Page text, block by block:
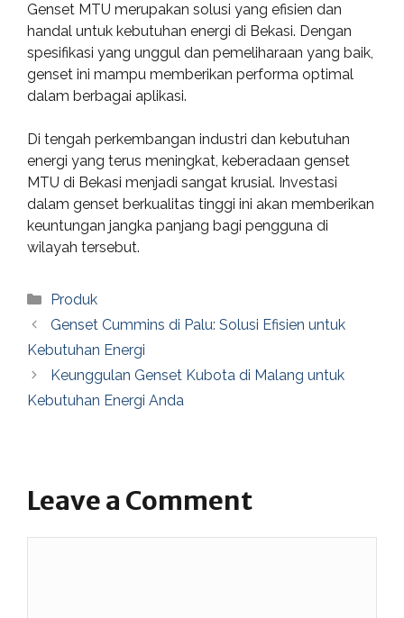
Genset MTU merupakan solusi yang efisien dan
handal untuk kebutuhan energi di Bekasi. Dengan
spesifikasi yang unggul dan pemeliharaan yang baik,
genset ini mampu memberikan performa optimal
dalam berbagai aplikasi.
Di tengah perkembangan industri dan kebutuhan
energi yang terus meningkat, keberadaan genset
MTU di Bekasi menjadi sangat krusial. Investasi
dalam genset berkualitas tinggi ini akan memberikan
keuntungan jangka panjang bagi pengguna di
wilayah tersebut.
Categories
Produk
Genset Cummins di Palu: Solusi Efisien untuk
Kebutuhan Energi
Keunggulan Genset Kubota di Malang untuk
Kebutuhan Energi Anda
Leave a Comment